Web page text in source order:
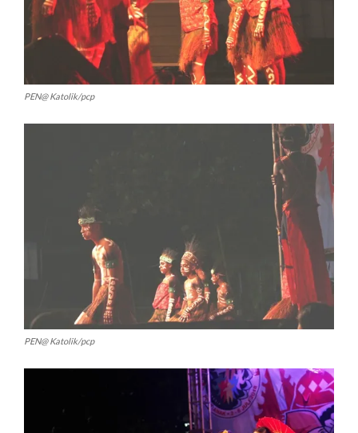
PEN@ Katolik/pcp
PEN@ Katolik/pcp